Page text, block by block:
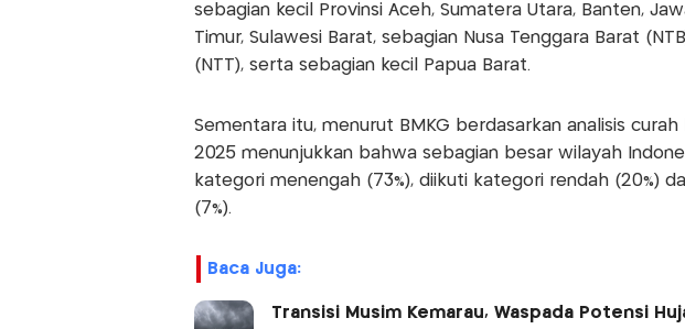
sebagian kecil Provinsi Aceh, Sumatera Utara, Banten,
Timur, Sulawesi Barat, sebagian Nusa Tenggara Barat
(NTT), serta sebagian kecil Papua Barat.
Sementara itu, menurut BMKG berdasarkan analisis curah
2025 menunjukkan bahwa sebagian besar wilayah
kategori menengah (73%), diikuti kategori rendah (20%)
(7%).
Baca Juga:
Transisi Musim Kemarau, Waspada Potensi